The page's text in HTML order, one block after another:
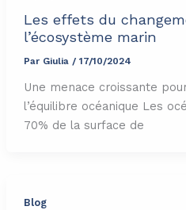
Les effets du
l’écosystème marin
Par Giulia / 17/10/2024
Une menace croissante
l’équilibre océanique Les
70% de la surface de
Blog